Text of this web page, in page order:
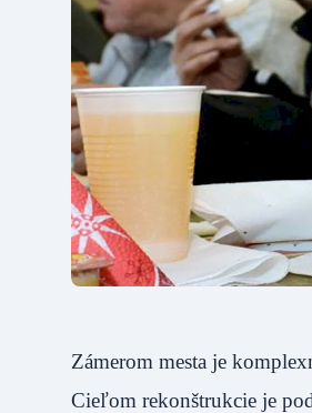
Zámerom mesta je
Cieľom rekonštrukcie je